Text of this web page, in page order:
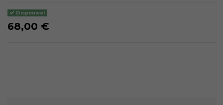
Disponivel
68,00 €